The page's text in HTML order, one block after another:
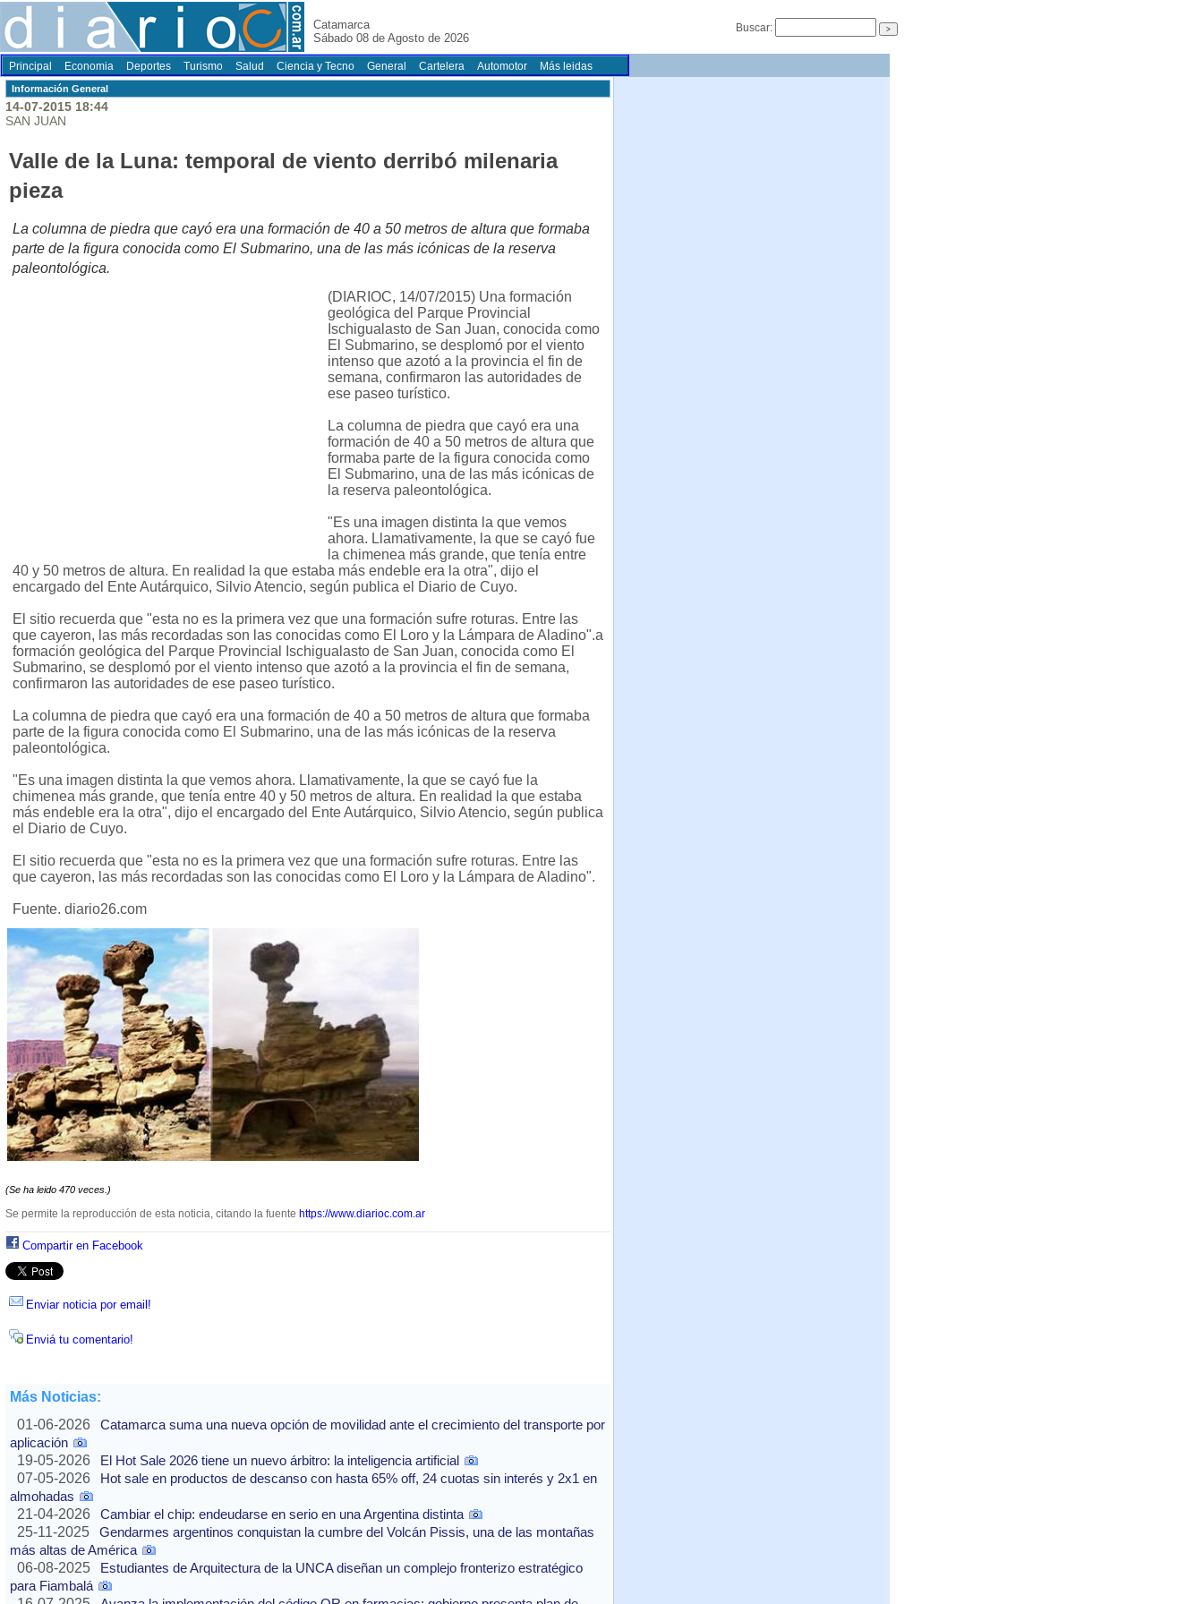
Catamarca
Sábado 08 de Agosto de 2026
Buscar:
Principal Economia Deportes Turismo Salud Ciencia y Tecno General Cartelera Automotor Más leidas
Información General
14-07-2015 18:44
SAN JUAN
Valle de la Luna: temporal de viento derribó milenaria
pieza
La columna de piedra que cayó era una formación de 40 a 50 metros de altura que formaba
parte de la figura conocida como El Submarino, una de las más icónicas de la reserva
paleontológica.
(DIARIOC, 14/07/2015) Una formación
geológica del Parque Provincial
Ischigualasto de San Juan, conocida como
El Submarino, se desplomó por el viento
intenso que azotó a la provincia el fin de
semana, confirmaron las autoridades de
ese paseo turístico.
La columna de piedra que cayó era una
formación de 40 a 50 metros de altura que
formaba parte de la figura conocida como
El Submarino, una de las más icónicas de
la reserva paleontológica.
"Es una imagen distinta la que vemos
ahora. Llamativamente, la que se cayó fue
la chimenea más grande, que tenía entre
40 y 50 metros de altura. En realidad la que estaba más endeble era la otra", dijo el
encargado del Ente Autárquico, Silvio Atencio, según publica el Diario de Cuyo.
El sitio recuerda que "esta no es la primera vez que una formación sufre roturas. Entre las
que cayeron, las más recordadas son las conocidas como El Loro y la Lámpara de Aladino".a
formación geológica del Parque Provincial Ischigualasto de San Juan, conocida como El
Submarino, se desplomó por el viento intenso que azotó a la provincia el fin de semana,
confirmaron las autoridades de ese paseo turístico.
La columna de piedra que cayó era una formación de 40 a 50 metros de altura que formaba
parte de la figura conocida como El Submarino, una de las más icónicas de la reserva
paleontológica.
"Es una imagen distinta la que vemos ahora. Llamativamente, la que se cayó fue la
chimenea más grande, que tenía entre 40 y 50 metros de altura. En realidad la que estaba
más endeble era la otra", dijo el encargado del Ente Autárquico, Silvio Atencio, según publica
el Diario de Cuyo.
El sitio recuerda que "esta no es la primera vez que una formación sufre roturas. Entre las
que cayeron, las más recordadas son las conocidas como El Loro y la Lámpara de Aladino".
Fuente. diario26.com
(Se ha leido 470 veces.)
Se permite la reproducción de esta noticia, citando la fuente https://www.diarioc.com.ar
Compartir en Facebook
Enviar noticia por email!
Enviá tu comentario!
Más Noticias:
01-06-2026
Catamarca suma una nueva opción de movilidad ante el crecimiento del transporte por
aplicación
19-05-2026
El Hot Sale 2026 tiene un nuevo árbitro: la inteligencia artificial
07-05-2026
Hot sale en productos de descanso con hasta 65% off, 24 cuotas sin interés y 2x1 en
almohadas
21-04-2026
Cambiar el chip: endeudarse en serio en una Argentina distinta
25-11-2025
Gendarmes argentinos conquistan la cumbre del Volcán Pissis, una de las montañas
más altas de América
06-08-2025
Estudiantes de Arquitectura de la UNCA diseñan un complejo fronterizo estratégico
para Fiambalá